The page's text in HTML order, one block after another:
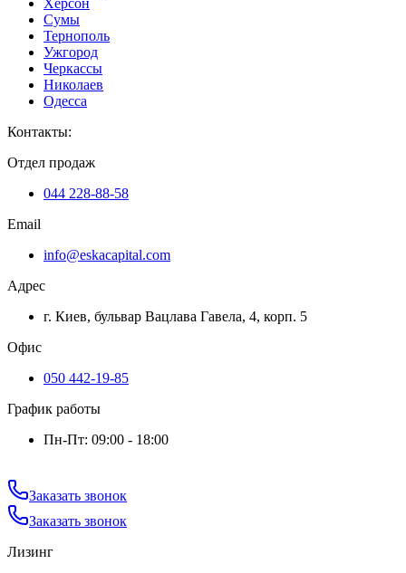
Херсон
Сумы
Тернополь
Ужгород
Черкассы
Николаев
Одесса
Контакты:
Отдел продаж
044 228-88-58
Email
info@eskacapital.com
Адрес
г. Киев, бульвар Вацлава Гавела, 4, корп. 5
Офис
050 442-19-85
График работы
Пн-Пт: 09:00 - 18:00
Заказать звонок
Заказать звонок
Лизинг